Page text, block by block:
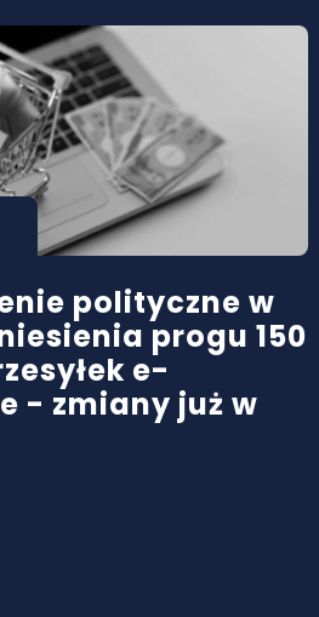
polityczne w
progu 150
e-
- zmiany już w